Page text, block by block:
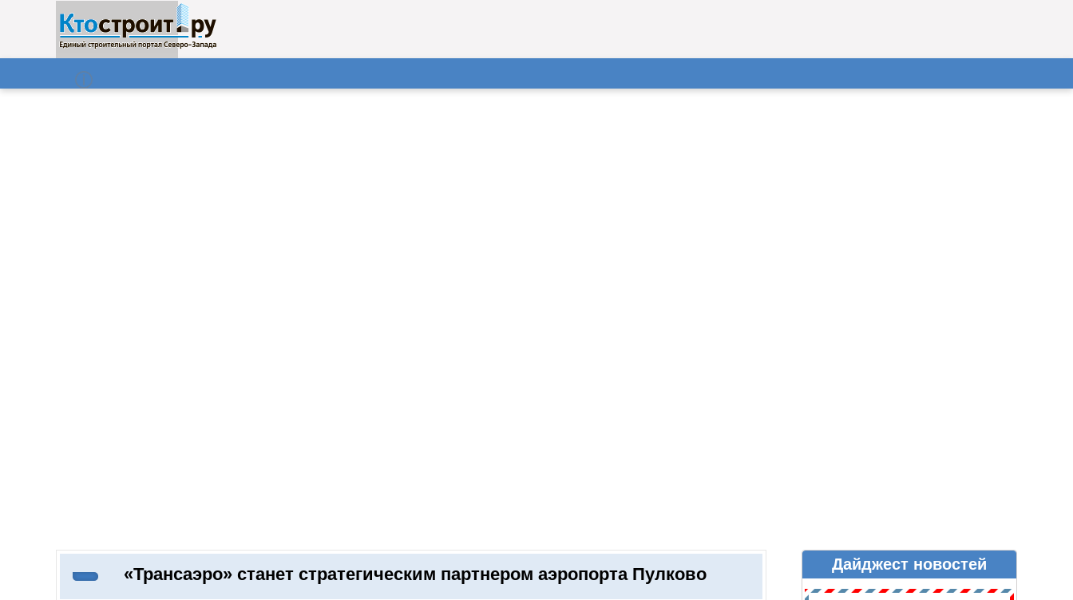
Поиск
ДАЙДЖЕСТ НОВОСТЕЙ
«Трансаэро» станет стратегическим партнером аэропорта Пулково
Дайджест новостей